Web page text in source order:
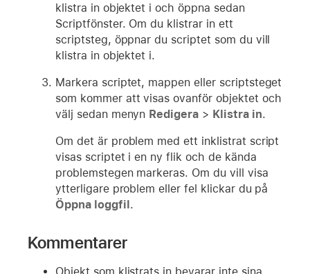
klistra in objektet i och öppna sedan
Scriptfönster. Om du klistrar in ett
scriptsteg, öppnar du scriptet som du vill
klistra in objektet i.
Markera scriptet, mappen eller scriptsteget
som kommer att visas ovanför objektet och
välj sedan menyn Redigera > Klistra in.
Om det är problem med ett inklistrat script
visas scriptet i en ny flik och de kända
problemstegen markeras. Om du vill visa
ytterligare problem eller fel klickar du på
Öppna loggfil.
Kommentarer